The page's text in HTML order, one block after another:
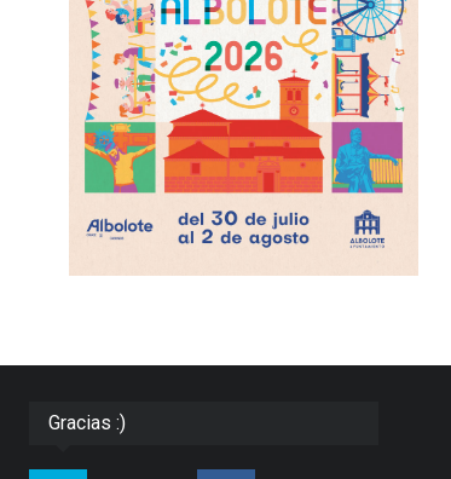
Gracias :)